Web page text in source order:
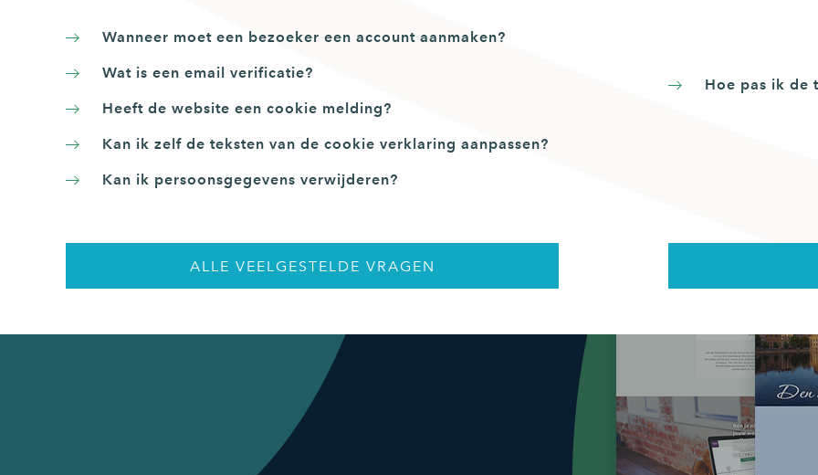
Wanneer moet een bezoeker een account aanmaken?
Wat is een email verificatie?
Heeft de website een cookie melding?
Kan ik zelf de teksten van de cookie verklaring aanpassen?
Kan ik persoonsgegevens verwijderen?
ALLE VEELGESTELDE VRAGEN
Hoe pas ik de